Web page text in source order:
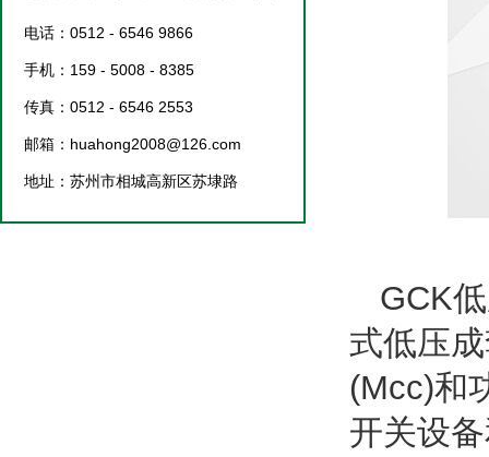
电话：0512 - 6546 9866
手机：159 - 5008 - 8385
传真：0512 - 6546 2553
邮箱：huahong2008@126.com
地址：苏州市相城高新区苏埭路
GCK
式低压
(Mcc)和
开关设